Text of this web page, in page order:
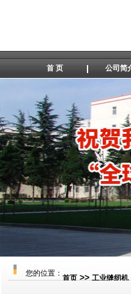
首 页 公司简
您的位置：
首页>>工业缝纫机